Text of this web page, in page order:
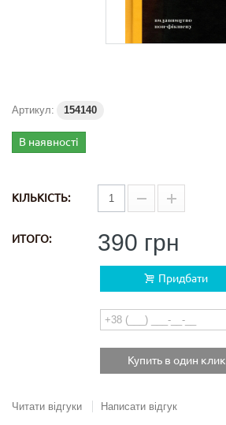
Артикул: 154140
В наявності
КІЛЬКІСТЬ:
ИТОГО: 390 грн
Придбати
Купить в один клик
Читати відгуки Написати відгук